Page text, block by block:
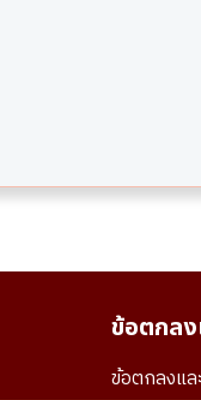
ข้อตกลง
ข้อตกลงแล